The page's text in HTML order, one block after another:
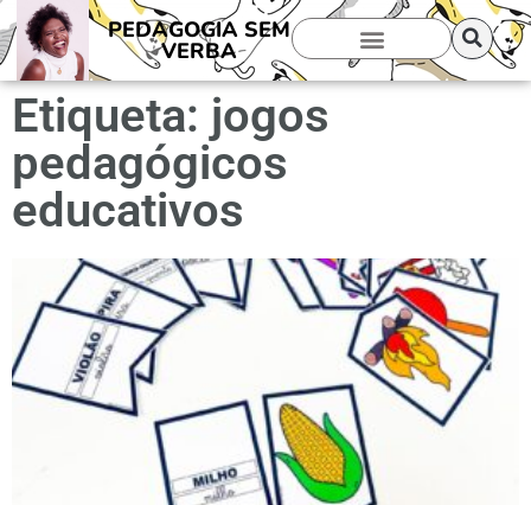
PEDAGOGIA SEM
VERBA
Etiqueta: jogos
pedagógicos
educativos